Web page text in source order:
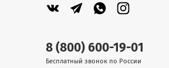
8 (800) 600-19-01
Бесплатный звонок по России